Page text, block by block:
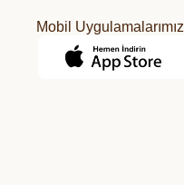
Mobil Uygulamalarımız